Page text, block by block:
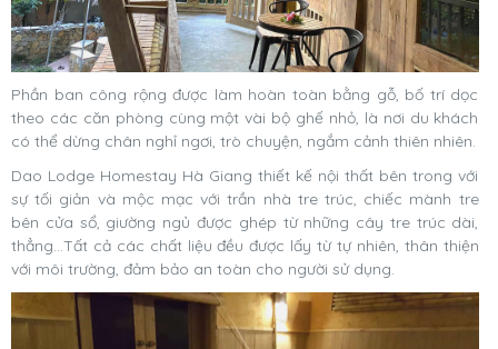
Phần ban công rộng được làm hoàn toàn bằng gỗ, bố trí dọc
theo các căn phòng cùng một vài bộ ghế nhỏ, là nơi du khách
có thể dừng chân nghỉ ngơi, trò chuyện, ngắm cảnh thiên nhiên.
Dao Lodge Homestay Hà Giang thiết kế nội thất bên trong với
sự tối giản và mộc mạc với trần nhà tre trúc, chiếc mành tre
bên cửa sổ, giường ngủ được ghép từ những cây tre trúc dài,
thẳng…Tất cả các chất liệu đều được lấy từ tự nhiên, thân thiện
với môi trường, đảm bảo an toàn cho người sử dụng.